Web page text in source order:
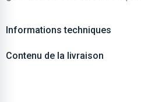
Informations techniques
Contenu de la livraison